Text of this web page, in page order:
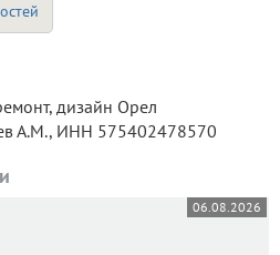
А.М., ИНН 575402478570
06.08.2026